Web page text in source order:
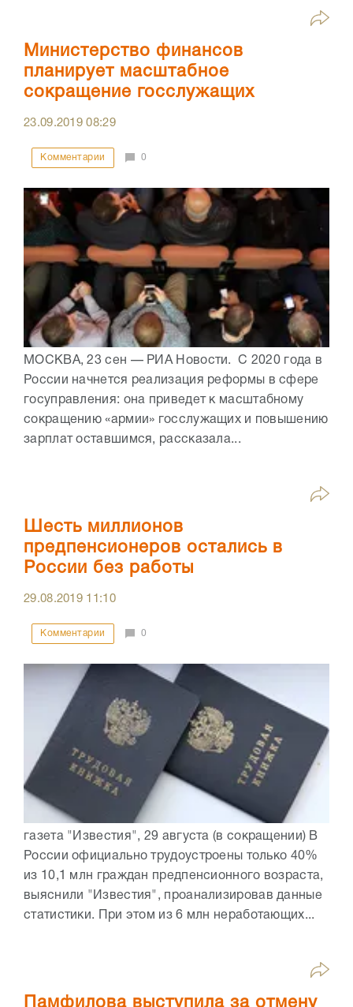
Министерство финансов
планирует масштабное
сокращение госслужащих
23.09.201908:29
Комментарии 0
МОСКВА, 23 сен — РИА Новости. С 2020 года в
России начнется реализация реформы в сфере
госуправления: она приведет к масштабному
сокращению «армии» госслужащих и повышению
зарплат оставшимся, рассказала...
Шесть миллионов
предпенсионеров остались в
России без работы
29.08.2019 11:10
Комментарии 0
газета "Известия", 29 августа (в сокращении) В
России официально трудоустроены только 40%
из 10,1 млн граждан предпенсионного возраста,
выяснили "Известия", проанализировав данные
статистики. При этом из 6 млн неработающих...
Памфилова выступила за отмену